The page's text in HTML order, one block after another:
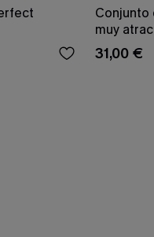
Conjunto
muy
31,00 €